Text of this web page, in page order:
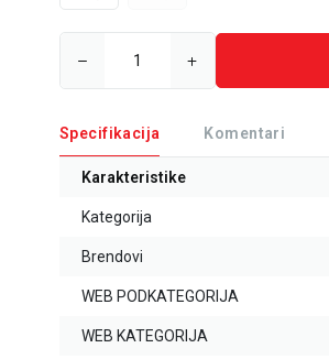
Specifikacija Komentari
Karakteristike
Kategorija
Brendovi
WEB PODKATEGORIJA
WEB KATEGORIJA